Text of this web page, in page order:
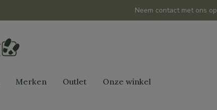
Neem contact met ons op
Merken Outlet Onze winkel